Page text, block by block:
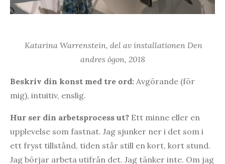
Katarina Warrenstein, del av installationen Den
andres ögon, 2018
Beskriv din konst med tre ord: Avgörande (för
mig), intuitiv, enslig.
Hur ser din arbetsprocess ut? Ett minne eller en
upplevelse som fastnat. Jag sjunker ner i det som i
ett fryst tillstånd, tiden står still en kort, kort stund.
Jag börjar arbeta utifrån det. Jag tänker inte. Om jag